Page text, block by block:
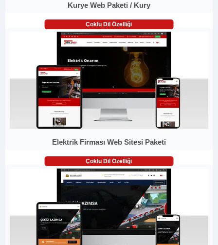
Kurye Web Paketi / Kury
Çoklu Dil Özelliği
Elektrik Firması Web Sitesi Paketi
Çoklu Dil Özelliği